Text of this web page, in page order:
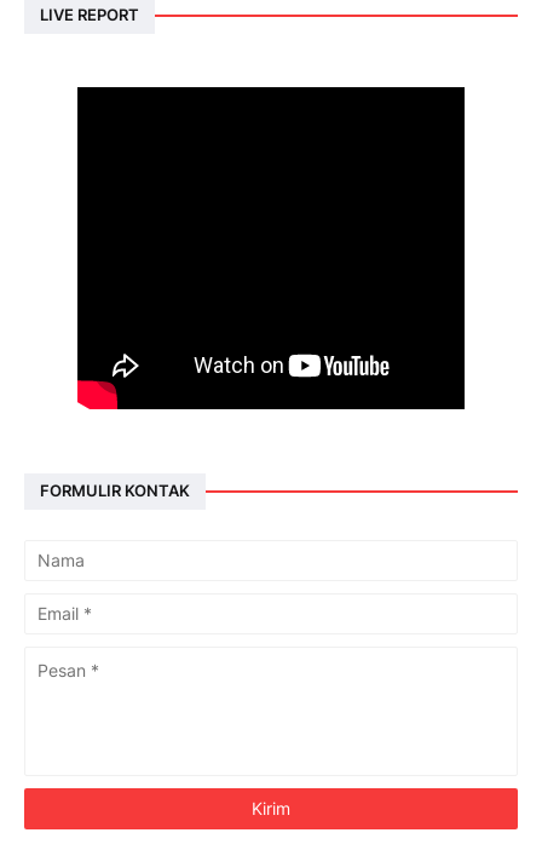
LIVE REPORT
FORMULIR KONTAK